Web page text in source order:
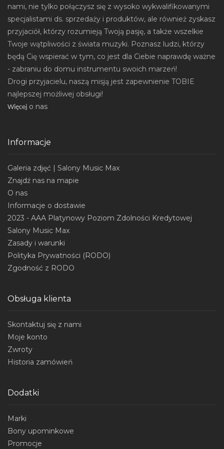
nami, nie tylko połączysz się z wysoko wykwalifikowanymi
specjalistami ds. sprzedaży i produktów, ale również zyskasz
przyjaciół, którzy rozumieją Twoją pasję, a także wszelkie
Twoje wątpliwości z świata muzyki. Poznasz ludzi, którzy
będą Cię wspierać w tym, co jest dla Ciebie naprawdę ważne
- zabraniu do domu instrumentu swoich marzeń!
Drogi przyjacielu, naszą misją jest zapewnienie TOBIE
najlepszej możliwej obsługi!
Więcej o nas
Informacje
Galeria zdjęć | Salony Music Max
Znajdź nas na mapie
O nas
Informacje o dostawie
2023 - AAA Platynowy Poziom Zdolności Kredytowej
Salony Music Max
Zasady i warunki
Polityka Prywatności (RODO)
Zgodność z RODO
Obsługa klienta
Skontaktuj się z nami
Moje konto
Zwroty
Historia zamówień
Dodatki
Marki
Bony upominkowe
Promocje